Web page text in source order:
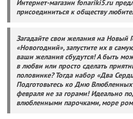
Интернет-магазин fonariki5.ru
присоединиться к обществу
Загадайте свои желания на Новый
«Новогодний», запустите их в
ваши желания сбудутся! А быть
в любви или просто сделать
половинке?Тогда набор «Два
Подготовьтесь ко Дню Влюбленных
февраля не за горами! Идеально
влюбленными парочками, море